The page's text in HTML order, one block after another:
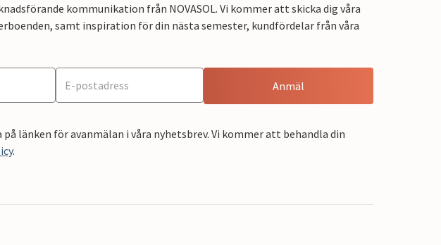
kommunikation från NOVASOL. Vi kommer att skicka dig våra
samt inspiration för din nästa semester, kundfördelar från våra
Anmäl
länken för avanmälan i våra nyhetsbrev. Vi kommer att behandla din
.